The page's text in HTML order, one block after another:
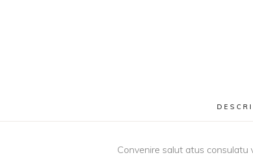
Convenire salut atus consulatu